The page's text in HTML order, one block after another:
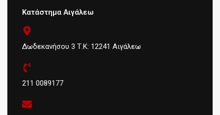
Κατάστημα Αιγάλεω
Δωδεκανήσου 3 Τ.Κ: 12241 Αιγάλεω
211 0089177